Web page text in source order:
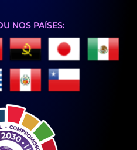
NOS PAÍSES: